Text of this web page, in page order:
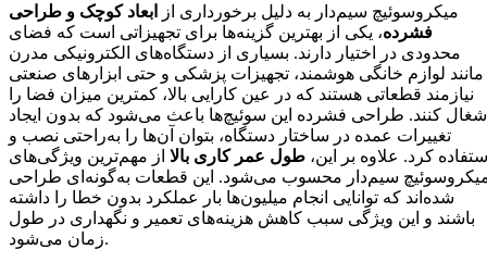
میکروسوئیچ سیم‌دار به دلیل برخورداری از
ابعاد کوچک و طراحی
فشرده، یکی از بهترین گزینه‌ها برای تجهیزاتی است که فضای
محدودی در اختیار دارند. بسیاری از دستگاه‌های الکترونیکی مدرن
مانند لوازم خانگی هوشمند، تجهیزات پزشکی و حتی ابزارهای صنعتی
نیازمند قطعاتی هستند که در عین کارایی بالا، کمترین میزان فضا را
کنند. طراحی فشرده این سوئیچ‌ها باعث می‌شود که بدون ایجاد
تغییرات عمده در ساختار دستگاه، بتوان آن‌ها را به‌راحتی نصب و
کرد. علاوه بر این، طول عمر کاری بالا از مهم‌ترین ویژگی‌های
سیم‌دار محسوب می‌شود. این قطعات به‌گونه‌ای طراحی
شده‌اند که توانایی انجام میلیون‌ها بار عملکرد بدون خطا را داشته
باشند و این ویژگی سبب کاهش هزینه‌های تعمیر و نگهداری در طول
زمان می‌شود.